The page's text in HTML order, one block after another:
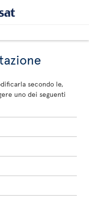
secondo le,
uno dei seguenti